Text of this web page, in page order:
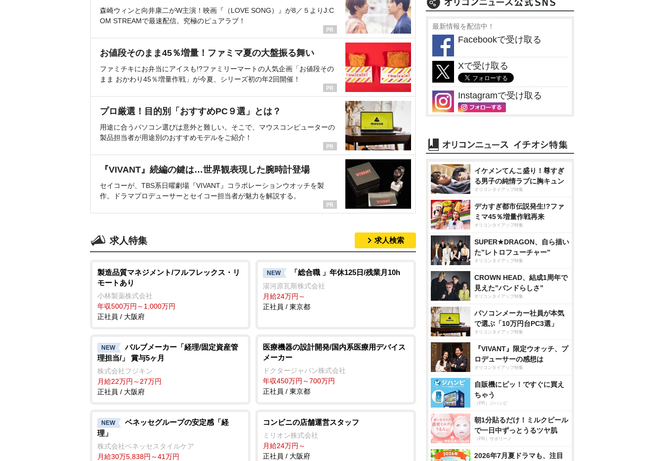
森崎ウィンと向井康二がW主演！映画『（LOVE SONG）』が8／５よりJ:C
OM STREAMで最速配信。究極のピュアラブ！
お値段そのまま45％増量！ファミマ夏の大盤振る舞い
ファミチキにお弁当にアイスも!?ファミリーマートの人気企画「お値段その
まま おかわり45％増量作戦」が今夏、シリーズ初の年2回開催！
プロ厳選！目的別「おすすめPC９選」とは？
用途に合うパソコン選びは意外と難しい。そこで、マウスコンピューターの
製品担当者が用途別のおすすめモデルをご紹介！
『VIVANT』続編の鍵は…世界観表現した腕時計登場
セイコーが、TBS系日曜劇場『VIVANT』コラボレーションウオッチを製
作。ドラマプロデューサーとセイコー担当者が魅力を解説する。
求人特集 求人検索
製造品質マネジメント/フルフレックス・リ
モートあり
小林製薬株式会社
年収500万円～1,000万円
正社員 / 大阪府
NEW 「総合職 」年休125日/残業月10h
湯河原瓦斯株式会社
月給24万円～
正社員 / 東京都
NEW
バルブメーカー「経理/固定資産管
理担当/」 賞与5ヶ月
株式会社フジキン
月給22万円～27万円
正社員 / 大阪府
医療機器の設計開発/国内系医療用デバイス
メーカー
ドクタージャパン株式会社
年収450万円～700万円
正社員 / 東京都
NEW
ベネッセグループの安定感「経
理」
株式会社ベネッセスタイルケア
月給30万5,838円～41万円
コンビニの店舗運営スタッフ
ミリオン株式会社
月給24万円～
正社員 / 大阪府
最新情報を配信中！
Facebookで受け取る
Xで受け取る
Instagramで受け取る
イケメンてんこ盛り！尊すぎ
る男子の純情ラブに胸キュン
オリコンタイアップ特集
デカすぎ都市伝説発生!?ファ
ミマ45％増量作戦再来
オリコンタイアップ特集
SUPER★DRAGON、自ら描い
た”レトロフューチャー”
オリコンタイアップ特集
CROWN HEAD、結成1周年で
見えた”バンドらしさ”
オリコンタイアップ特集
パソコンメーカー社員が本気
で選ぶ「10万円台PC3選」
オリコンタイアップ特集
『VIVANT』限定ウオッチ、プ
ロデューサーの感想は
オリコンタイアップ特集
自販機にピッ！ですぐに買え
ちゃう
（PR）ジハンピ
朝1分貼るだけ！ミルクピール
で一日中ずっとうるツヤ肌
（PR）サボリーノ
2026年7月夏ドラマも、注目